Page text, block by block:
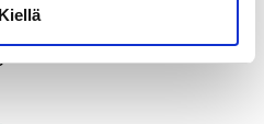
Kiellä
ja